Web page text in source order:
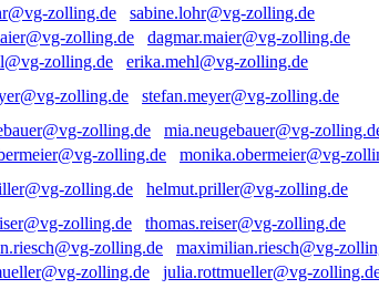
sabine.lohr@vg-zolling.de
dagmar.maier@vg-zolling.de
erika.mehl@vg-zolling.de
stefan.meyer@vg-zolling.de
mia.neugebauer@vg-
monika.obermeier@vg-
helmut.priller@vg-zolling.de
thomas.reiser@vg-zolling.de
maximilian.riesch@vg-
julia.rottmueller@vg-